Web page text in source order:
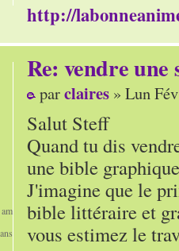
http://
Re: vendre une
parclaires » Lun
Salut Steff
Quand tu dis
une bible
J'imagine que le
bible littéraire et
vous estimez le